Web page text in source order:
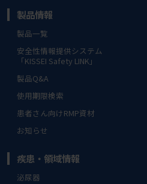
製品情報
製品一覧
安全性情報提供システム
「KISSEI Safety LINK」
製品Q&A
使用期限検索
患者さん向けRMP資材
お知らせ
疾患・領域情報
泌尿器